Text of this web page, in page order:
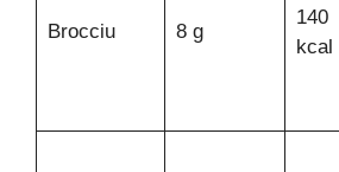
Brocciu 8 g
140
kcal